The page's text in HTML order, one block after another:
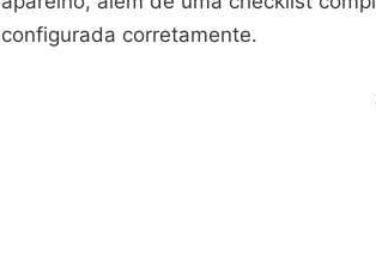
configurada corretamente.